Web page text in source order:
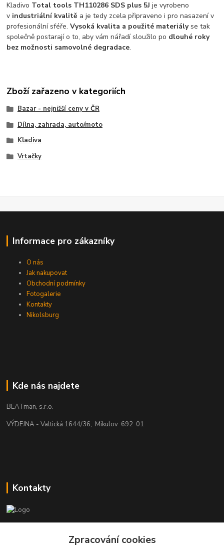
Kladivo Total tools TH110286 SDS plus 5Jje vyrobeno
v industriální kvalitě a je tedy zcela připraveno i pro nasazení v
profesionální sféře.Vysoká kvalita a použité materiályse tak
společně postarají o to, aby vám nářadí sloužilo po dlouhé roky
bez možnosti samovolné degradace.
Zboží zařazeno v kategoriích
Bazar - nejnižší ceny v ČR
Dílna, zahrada, auto/moto
Kladiva
Vrtačky
Informace pro zákazníky
O nás
Jak nakupovat
Obchodní podmínky
Fotogalerie
Kontakty
Nikolsburg
Kde nás najdete
BEATman, s.r.o.
VÝDEJNA - Valtická 1644/36, Mikulov 692 01
Kontakty
Zpracování cookies